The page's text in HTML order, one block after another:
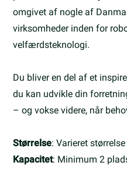
omgivet af nogle af
virksomheder inden for
velfærdsteknologi.
Du bliver en del af et
du kan udvikle din
– og vokse videre, når
Størrelse: Varieret størrelse
Kapacitet: Minimum 2